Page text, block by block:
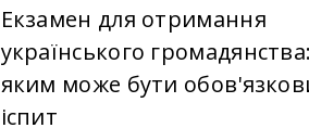
Екзамен для отримання
українського громадянства:
яким може бути
іспит